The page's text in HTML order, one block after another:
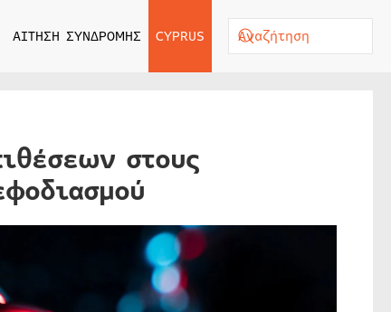
ΑΙΤΗΣΗ ΣΥΝΔΡΟΜΗΣ CYPRUS
στους